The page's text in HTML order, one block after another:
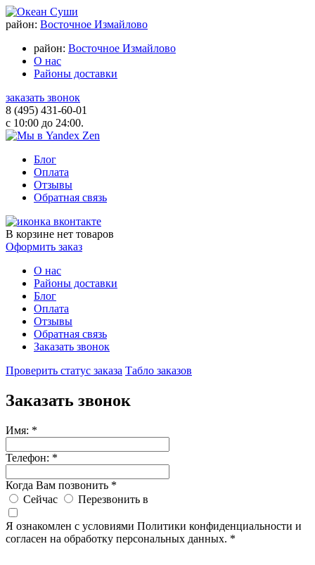
район: Восточное Измайлово
район: Восточное Измайлово
О нас
Районы доставки
заказать звонок
8 (495) 431-60-01
с 10:00 до 24:00.
Блог
Оплата
Отзывы
Обратная связь
В корзине нет товаров
Оформить заказ
О нас
Районы доставки
Блог
Оплата
Отзывы
Обратная связь
Заказать звонок
Проверить статус заказа Табло заказов
Заказать звонок
Имя: *
Телефон: *
Когда Вам позвонить *
Сейчас
Перезвонить в
Я ознакомлен с условиями Политики конфиденциальности и
согласен на обработку персональных данных. *